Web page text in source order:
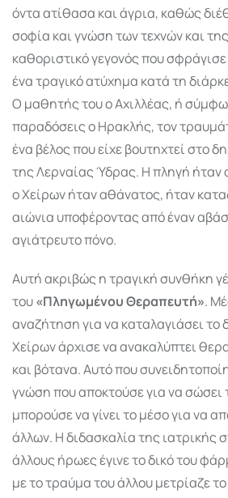
όντα ατίθασα και άγρια, καθώς
σοφία και γνώση των τεχνών και
καθοριστικό γεγονός που
ένα τραγικό ατύχημα κατά τη
Ο μαθητής του ο Αχιλλέας, ή
παραδόσεις ο Ηρακλής, τον
ένα βέλος που είχε βουτηχτεί στο
της Λερναίας Ύδρας. Η πληγή
ο Χείρων ήταν αθάνατος, ήταν
αιώνια υποφέροντας από έναν
αγιάτρευτο πόνο.
Αυτή ακριβώς η τραγική συνθήκη
του«Πληγωμένου Θεραπευτή».
αναζήτηση για να καταλαγιάσει το
Χείρων άρχισε να ανακαλύπτει
και βότανα. Αυτό που
γνώση που αποκτούσε για να σώσει
μπορούσε να γίνει το μέσο για να
άλλων. Η διδασκαλία της ιατρικής
άλλους ήρωες έγινε το δικό του
με το τραύμα του άλλου μετρίαζε το